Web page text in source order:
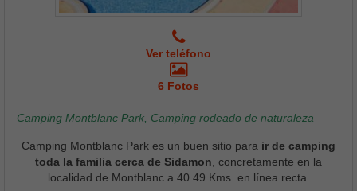
Ver teléfono
6 Fotos
Camping Montblanc Park, Camping rodeado de naturaleza
Camping Montblanc Park es un buen sitio para ir de camping
toda la familia cerca de Sidamon , concretamente en la
localidad de Montblanc a 40.49 Kms. en línea recta.